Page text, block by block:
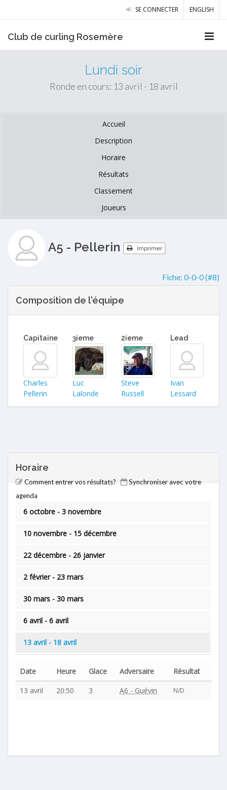
SE CONNECTER ENGLISH
Club de curling Rosemère
Lundi soir
Ronde en cours: 13 avril - 18 avril
Accueil
Description
Horaire
Résultats
Classement
Joueurs
A5 - Pellerin Imprimer
Fiche: 0-0-0 (#8)
Composition de l'équipe
Capitaine
Charles
Pellerin
3ieme
Luc
Lalonde
2ieme
Steve
Russell
Lead
Ivan
Lessard
Horaire
Comment entrer vos résultats?
Synchroniser avec votre
agenda
6 octobre - 3 novembre
10 novembre - 15 décembre
22 décembre - 26 janvier
2 février - 23 mars
30 mars - 30 mars
6 avril - 6 avril
13 avril - 18 avril
Date Heure Glace Adversaire
Résultat
13 avril
20:50 3 A6 - Guévin N/D